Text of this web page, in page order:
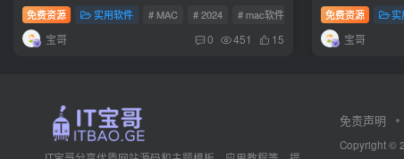
免费资源 实用软件 # MAC # 2024 # mac软件
宝哥 0 451 15
免费资源 实
宝哥
免责声明
Copyright ©